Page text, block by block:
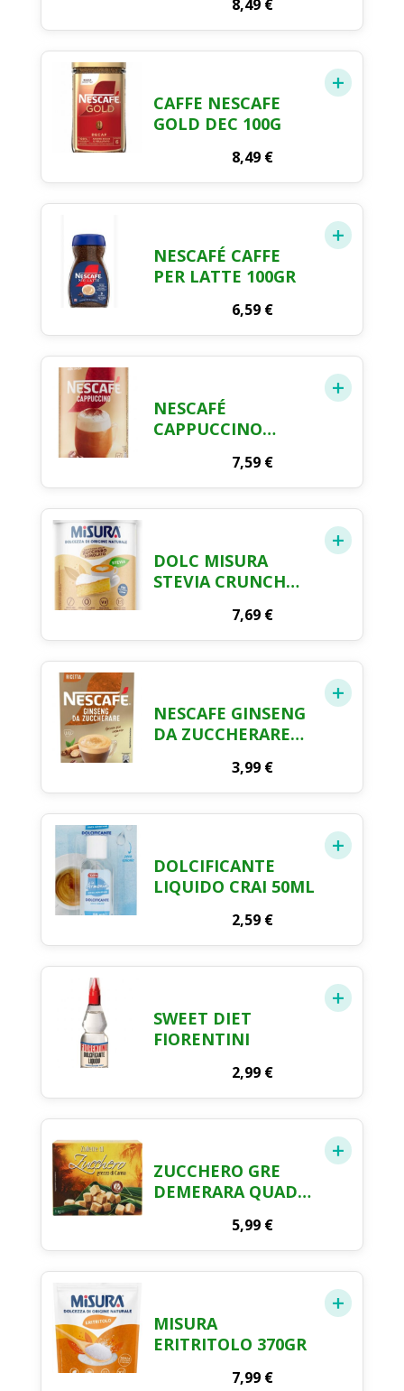
8,49 €
CAFFE NESCAFE
GOLD DEC 100G
8,49 €
NESCAFÉ CAFFE
PER LATTE 100GR
6,59 €
NESCAFÉ
CAPPUCCINO
7,59 €
DOLC MISURA
STEVIA CRUNCH
7,69 €
NESCAFE GINSENG
DA ZUCCHERARE
3,99 €
DOLCIFICANTE
LIQUIDO CRAI 50ML
2,59 €
SWEET DIET
FIORENTINI
2,99 €
ZUCCHERO GRE
DEMERARA QUAD
5,99 €
MISURA
ERITRITOLO 370GR
7,99 €